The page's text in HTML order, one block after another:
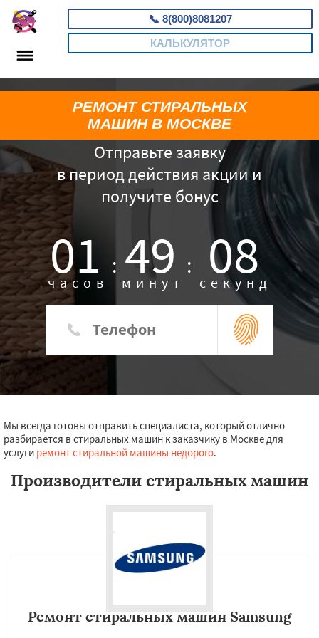
📞 8(800)8081207
КАЛЬКУЛЯТОР
Отправьте заявку
в период действия акции и
получите бонус
01 :
часов 49 :
минут 07
секунд
РЕМОНТ СТИРАЛЬНЫХ
МАШИН В МОСКВЕ
Мы всегда готовы отправить специалиста, который отлично
разбирается в стиральных машин к заказчику в Москве для
услуги ремонт стиральной машины недорого.
Производители стиральных машин
Ремонт стиральных машин Samsung